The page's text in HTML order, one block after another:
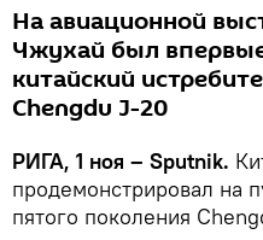
На авиационной
Чжухай был
китайский
Chengdu J-20
РИГА, 1 ноя – Sputnik.
продемонстрировал на
пятого поколения